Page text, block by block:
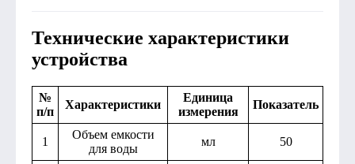
Технические характеристики
устройства
№
п/п
Характеристики
Единица
измерения
Показатель
1
Объем емкости
для воды
мл 50